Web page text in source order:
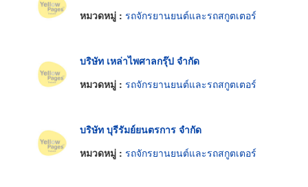
หมวดหมู่ : รถจักรยานยนต์และรถสกูตเตอร์
บริษัท เหล่าไพศาลกรุ๊ป จำกัด
หมวดหมู่ : รถจักรยานยนต์และรถสกูตเตอร์
บริษัท บุรีรัมย์ยนตรการ จำกัด
หมวดหมู่ : รถจักรยานยนต์และรถสกูตเตอร์